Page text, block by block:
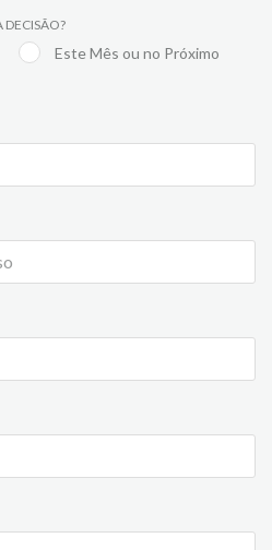
Este Mês ou no Próximo